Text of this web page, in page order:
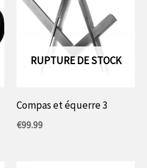
RUPTURE DE STOCK
Compas et équerre 3
€99.99